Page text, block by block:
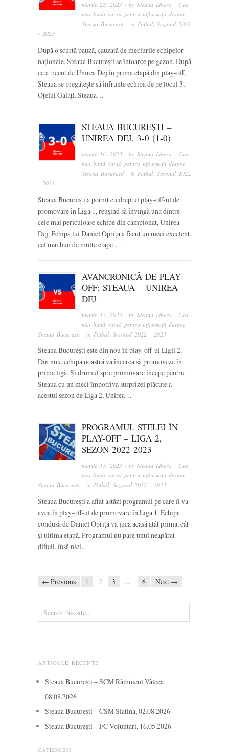
martie 28, 2023 · bySteaua Libera | Cea
mai bună sursă pentru informații despre
Steaua București · inFotbal,Sezonul 2022
- 2023
După o scurtă pauză, cauzată de meciurile echipelor
naționale, Steaua București se întoarce pe gazon. După
ce a trecut de Unirea Dej în prima etapă din play-off,
Steaua se pregătește să înfrunte echipa de pe locul 3,
Oțelul Galați. Steaua…
STEAUA BUCUREȘTI –
UNIREA DEJ, 3-0 (1-0)
martie 16, 2023 · bySteaua Libera | Cea
mai bună sursă pentru informații despre
Steaua București · inFotbal,Sezonul 2022
- 2023
Steaua București a pornit cu dreptul play-off-ul de
promovare în Liga 1, reușind să învingă una dintre
cele mai periculoase echipe din campionat, Unirea
Dej. Echipa lui Daniel Oprița a făcut un meci excelent,
cel mai bun de multe etape….
AVANCRONICĂ DE PLAY-
OFF: STEAUA – UNIREA
DEJ
martie 15, 2023 · bySteaua Libera | Cea
mai bună sursă pentru informații despre
Steaua București · in Fotbal Sezonul 2022 - 2023
Steaua București este din nou în play-off-ul Ligii 2.
Din nou, echipa noastră va încerca să promoveze în
prima ligă. Și drumul spre promovare începe pentru
Steaua cu un meci împotriva surprizei plăcute a
acestui sezon de Liga 2, Unirea…
PROGRAMUL STELEI ÎN
PLAY-OFF – LIGA 2,
SEZON 2022-2023
martie 13, 2023 · bySteaua Libera | Cea
mai bună sursă pentru informații despre
Steaua București · in Fotbal, Sezonul 2022 - 2023
Steaua București a aflat astăzi programul pe care îl va
avea în play-off-ul de promovare în Liga 1. Echipa
condusă de Daniel Oprița va juca acasă atât prima, cât
și ultima etapă. Programul nu pare unul neapărat
dificil, însă nici…
← Previous 1 2 3 … 6 Next →
ARTICOLE RECENTE
Steaua București – SCM Râmnicul Vâlcea,
08.08.2026
Steaua București – CSM Slatina, 02.08.2026
Steaua București – FC Voluntari, 16.05.2026
CATEGORII